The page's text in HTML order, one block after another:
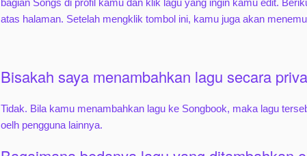
atas halaman. Setelah mengklik tombol ini, kamu juga akan
Bisakah saya menambahkan lagu secara
Tidak. Bila kamu menambahkan lagu ke Songbook, maka lagu
oelh pengguna lainnya.